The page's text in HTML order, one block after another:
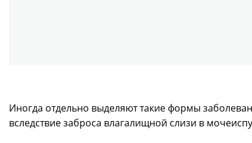
Иногда отдельно выделяют такие формы
вследствие заброса влагалищной слизи в